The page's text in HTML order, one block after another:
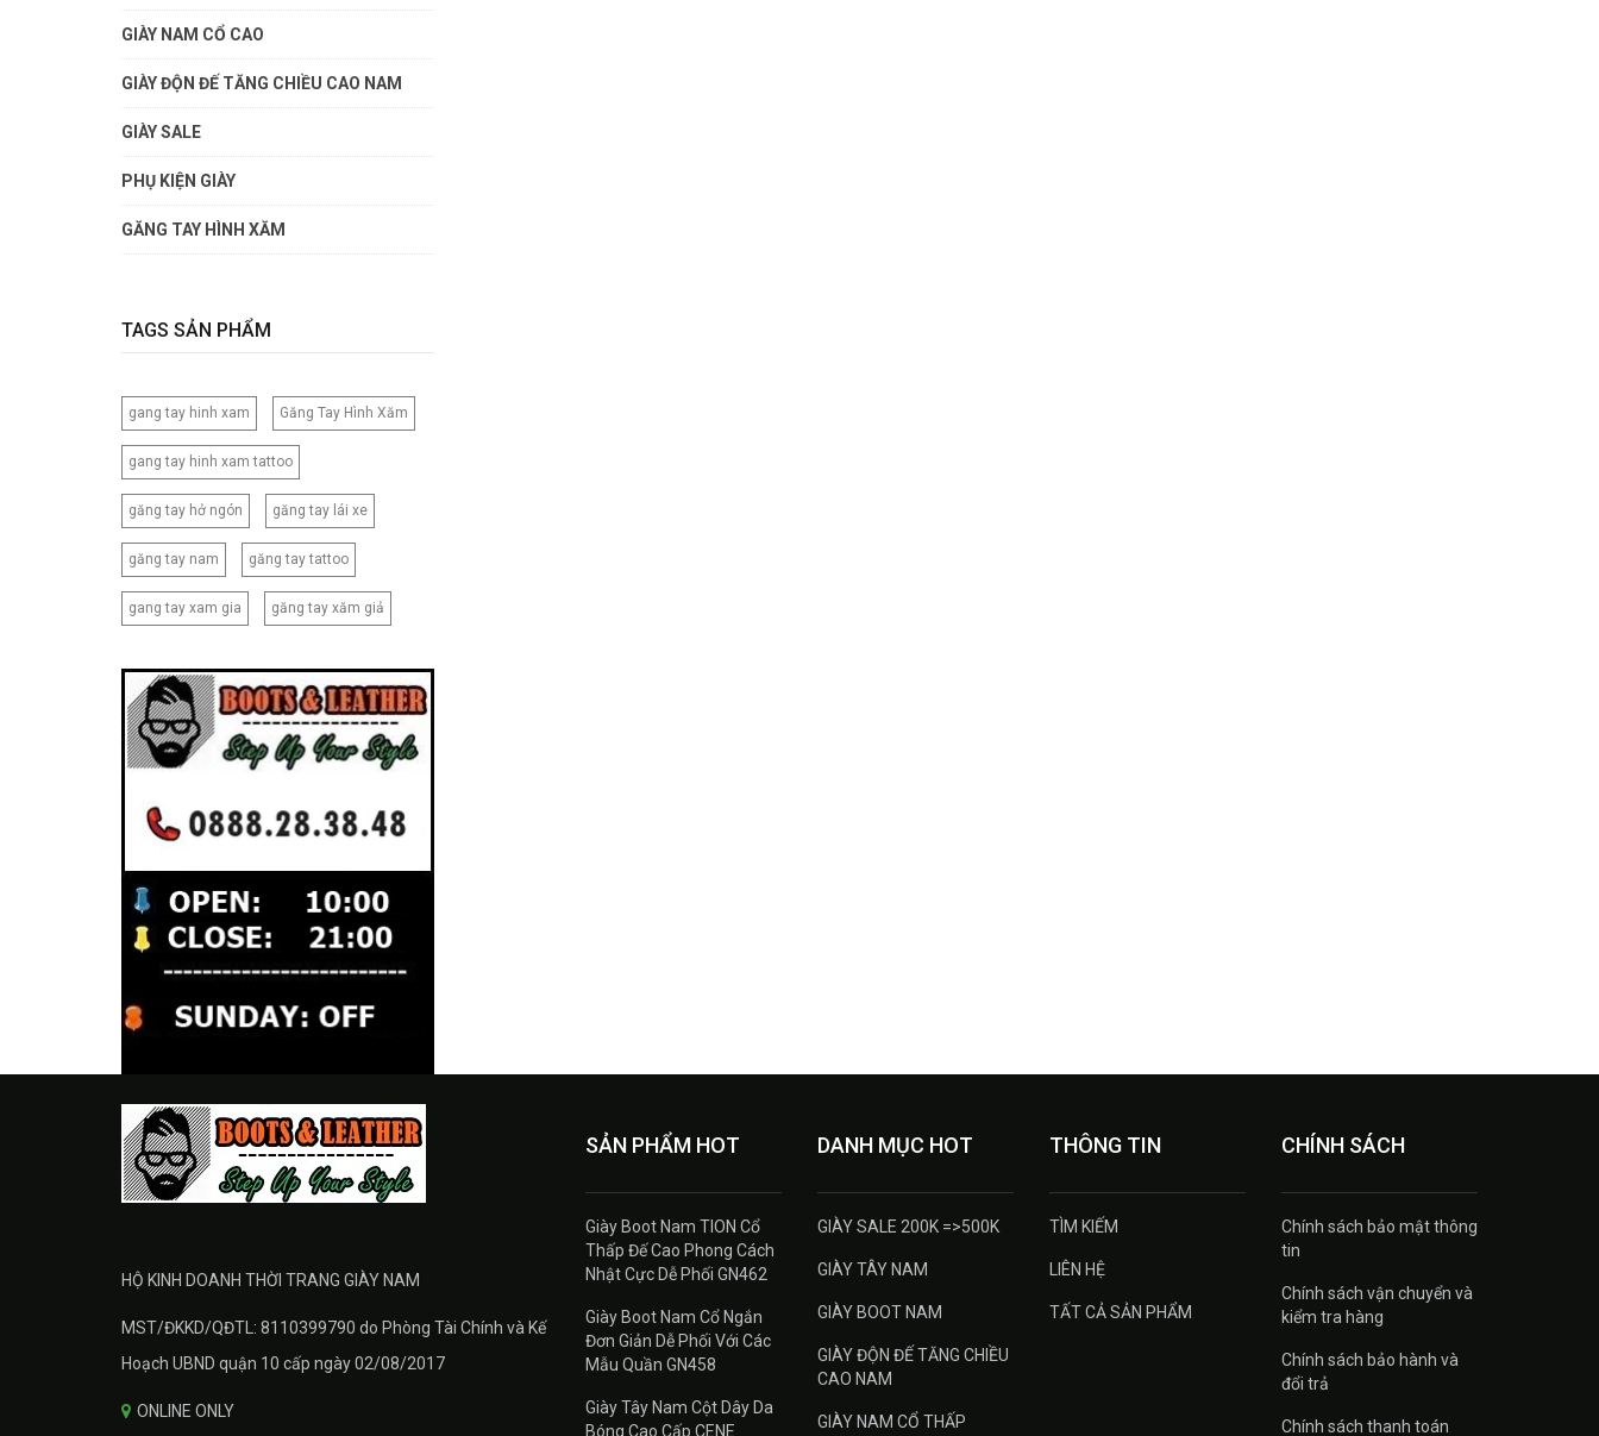
GIÀY NAM CỔ CAO
GIÀY ĐỘN ĐẾ TĂNG CHIỀU CAO NAM
GIÀY SALE
PHỤ KIỆN GIÀY
GĂNG TAY HÌNH XĂM
TAGS SẢN PHẨM
gang tay hinh xam Găng Tay Hình Xăm
gang tay hinh xam tattoo
găng tay hở ngón găng tay lái xe
găng tay nam găng tay tattoo
gang tay xam gia găng tay xăm giả
HỘ KINH DOANH THỜI TRANG GIÀY NAM
MST/ĐKKD/QĐTL: 8110399790 do Phòng Tài Chính và Kế
Hoạch UBND quận 10 cấp ngày 02/08/2017
ONLINE ONLY
SẢN PHẨM HOT
Giày Boot Nam TION Cổ
Thấp Đế Cao Phong Cách
Nhật Cực Dễ Phối GN462
Giày Boot Nam Cổ Ngắn
Đơn Giản Dễ Phối Với Các
Mẫu Quần GN458
Giày Tây Nam Cột Dây Da
Bóng Cao Cấp CENE
DANH MỤC HOT
GIÀY SALE 200K =>500K
GIÀY TÂY NAM
GIÀY BOOT NAM
GIÀY ĐỘN ĐẾ TĂNG CHIỀU
CAO NAM
GIÀY NAM CỔ THẤP
THÔNG TIN
TÌM KIẾM
LIÊN HỆ
TẤT CẢ SẢN PHẨM
CHÍNH SÁCH
Chính sách bảo mật thông
tin
Chính sách vận chuyển và
kiểm tra hàng
Chính sách bảo hành và
đổi trả
Chính sách thanh toán